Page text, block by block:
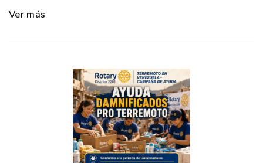
Ver más